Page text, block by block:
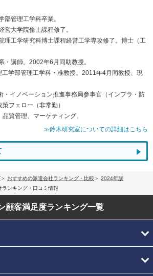
部管理工学科卒業。
営大学院修士課程修了。
理工学研究科博士課程経営工学専攻修了。博士（工
・講師。2002年6月同助教授。
学部管理工学科・准教授。2011年4月同教授、現
・イノベーション推進事務局参事官（インフラ・防
フェロー（非常勤）
質管理、マーケティング。
≫鈴木研究室についての詳細はこちら
おすすめの派遣会社ランキング・比較
2024年版
ンキング・口コミ情報
顧客満足度ランキング一覧